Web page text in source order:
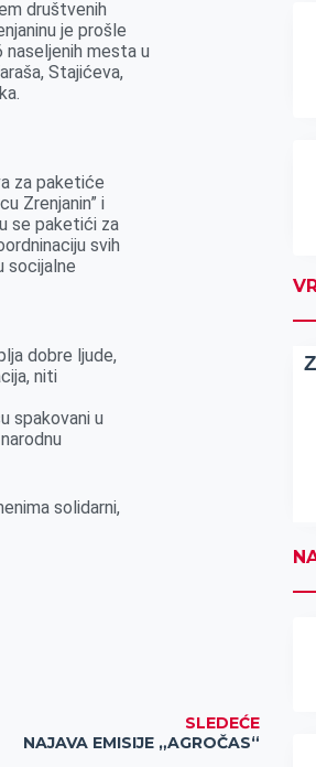
društvenih
je prošle
mesta u
Stajićeva,
za paketiće
Zrenjanin” i
se paketići za
svih
socijalne
dobre ljude,
niti
spakovani u
solidarni,
SLEDEĆE
NAJAVA EMISIJE „AGROČAS“